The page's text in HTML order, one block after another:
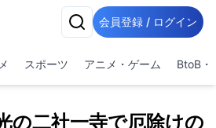
会員登録 / ログイン
スポーツ アニメ・ゲーム BtoB・
の二社一寺で厄除けの